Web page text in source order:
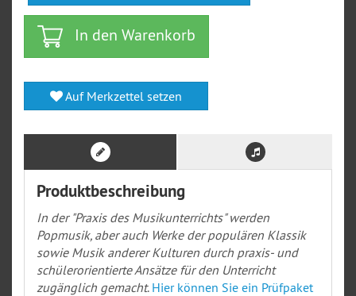
In den Warenkorb
Auf Merkzettel setzen
Produktbeschreibung
In der "Praxis des Musikunterrichts" werden
Popmusik, aber auch Werke der populären Klassik
sowie Musik anderer Kulturen durch praxis- und
schülerorientierte Ansätze für den Unterricht
zugänglich gemacht. Hier können Sie ein Prüfpaket